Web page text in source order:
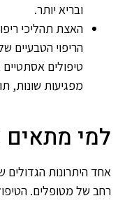
ובריא יותר.
האצת תהליכי
הריפוי הטבעיים
טיפולים
מפגיעות שונות,
למי מתאים
אחד היתרונות הגדולים
רחב של מטופלים.